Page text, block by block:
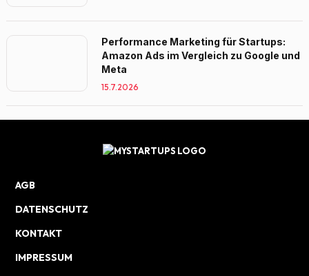
Performance Marketing für Startups:
Amazon Ads im Vergleich zu Google und
Meta
15.7.2026
AGB
DATENSCHUTZ
KONTAKT
IMPRESSUM